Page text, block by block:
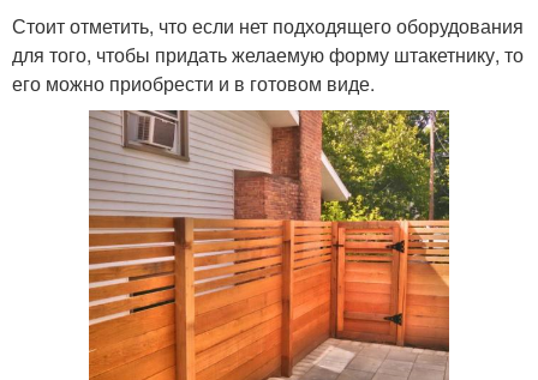
Стоит отметить, что если нет подходящего оборудования
для того, чтобы придать желаемую форму штакетнику, то
его можно приобрести и в готовом виде.